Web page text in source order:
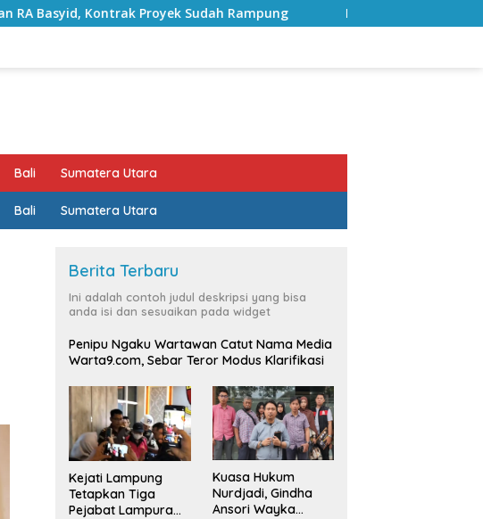
Sudah Rampung Bulan Kemerdekaan, Bupati Lampung
Bali Sumatera Utara
Bali Sumatera Utara
Berita Terbaru
Ini adalah contoh judul deskripsi yang bisa
anda isi dan sesuaikan pada widget
Penipu Ngaku Wartawan Catut Nama Media
Warta9.com, Sebar Teror Modus Klarifikasi
Kejati Lampung
Tetapkan Tiga
Pejabat Lampura
Kuasa Hukum
Nurdjadi, Gindha
Ansori Wayka